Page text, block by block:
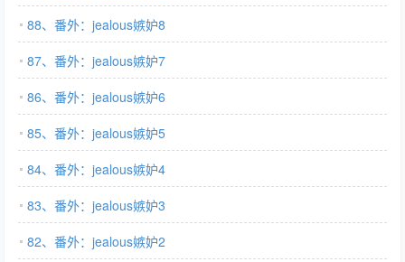
88、番外：jealous嫉妒8
87、番外：jealous嫉妒7
86、番外：jealous嫉妒6
85、番外：jealous嫉妒5
84、番外：jealous嫉妒4
83、番外：jealous嫉妒3
82、番外：jealous嫉妒2